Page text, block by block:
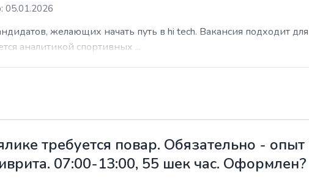
05.01.2026
желающих начать путь в hi tech. Вакансия подходит
аналитикой спортивных ...
требуется повар. Обязательно -
07:00-13:00, 55 шек час. Оформлен?